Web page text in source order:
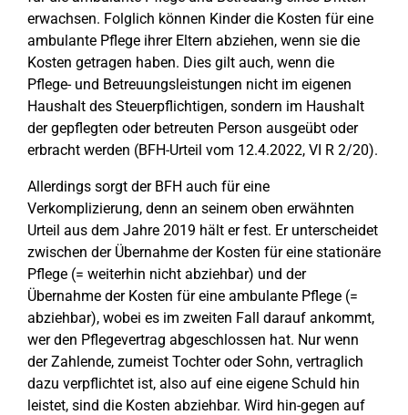
erwachsen. Folglich können Kinder die Kosten für eine
ambulante Pflege ihrer Eltern abziehen, wenn sie die
Kosten getragen haben. Dies gilt auch, wenn die
Pflege- und Betreuungsleistungen nicht im eigenen
Haushalt des Steuerpflichtigen, sondern im Haushalt
der gepflegten oder betreuten Person ausgeübt oder
erbracht werden (BFH-Urteil vom 12.4.2022, VI R 2/20).
Allerdings sorgt der BFH auch für eine
Verkomplizierung, denn an seinem oben erwähnten
Urteil aus dem Jahre 2019 hält er fest. Er unterscheidet
zwischen der Übernahme der Kosten für eine stationäre
Pflege (= weiterhin nicht abziehbar) und der
Übernahme der Kosten für eine ambulante Pflege (=
abziehbar), wobei es im zweiten Fall darauf ankommt,
wer den Pflegevertrag abgeschlossen hat. Nur wenn
der Zahlende, zumeist Tochter oder Sohn, vertraglich
dazu verpflichtet ist, also auf eine eigene Schuld hin
leistet, sind die Kosten abziehbar. Wird hin-gegen auf